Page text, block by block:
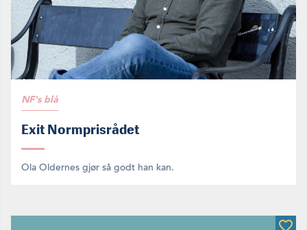
NF's blå
Exit Normprisrådet
Ola Oldernes gjør så godt han kan.